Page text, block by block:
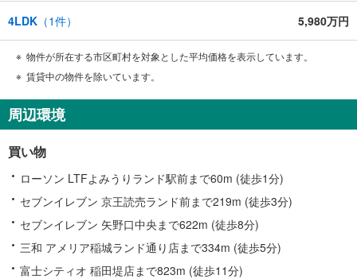
4LDK （1件） 5,980万円
物件が所在する市区町村を対象とした平均価格を表示しています。
賃貸中の物件を除いています。
周辺環境
買い物
ローソン LTFよみうりランド駅前まで60m (徒歩1分)
セブンイレブン 京王読売ランド前まで219m (徒歩3分)
セブンイレブン 矢野口中央まで622m (徒歩8分)
三和 アメリア稲城ランド通り店まで334m (徒歩5分)
富士シティオ 稲田堤店まで823m (徒歩11分)